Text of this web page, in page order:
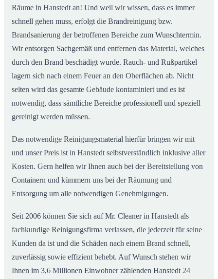
Räume in Hanstedt an! Und weil wir wissen, dass es immer
schnell gehen muss, erfolgt die Brandreinigung bzw.
Brandsanierung der betroffenen Bereiche zum Wunschtermin.
Wir entsorgen Sachgemäß und entfernen das Material, welches
durch den Brand beschädigt wurde. Rauch- und Rußpartikel
lagern sich nach einem Feuer an den Oberflächen ab. Nicht
selten wird das gesamte Gebäude kontaminiert und es ist
notwendig, dass sämtliche Bereiche professionell und speziell
gereinigt werden müssen.
Das notwendige Reinigungsmaterial hierfür bringen wir mit
und unser Preis ist in Hanstedt selbstverständlich inklusive aller
Kosten. Gern helfen wir Ihnen auch bei der Bereitstellung von
Containern und kümmern uns bei der Räumung und
Entsorgung um alle notwendigen Genehmigungen.
Seit 2006 können Sie sich auf Mr. Cleaner in Hanstedt als
fachkundige Reinigungsfirma verlassen, die jederzeit für seine
Kunden da ist und die Schäden nach einem Brand schnell,
zuverlässig sowie effizient behebt. Auf Wunsch stehen wir
Ihnen im 3,6 Millionen Einwohner zählenden Hanstedt 24